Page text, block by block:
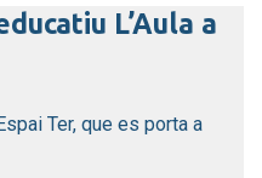
L’Aula a
Ter, que es porta a